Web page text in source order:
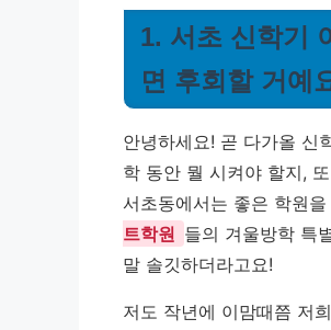
1. 서초 신학기
면 후회할 거예
안녕하세요! 곧 다가올 신
학 동안 뭘 시켜야 할지,
서초동에서는 좋은 학원
트학원 들의 겨울방학 특
말 솔깃하더라고요!
저도 작년에 이맘때쯤 저